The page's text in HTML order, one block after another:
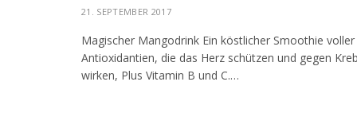
21. SEPTEMBER 2017
Magischer Mangodrink Ein köstlicher Smoothie voller
Antioxidantien, die das Herz schützen und gegen
wirken, Plus Vitamin B und C.…